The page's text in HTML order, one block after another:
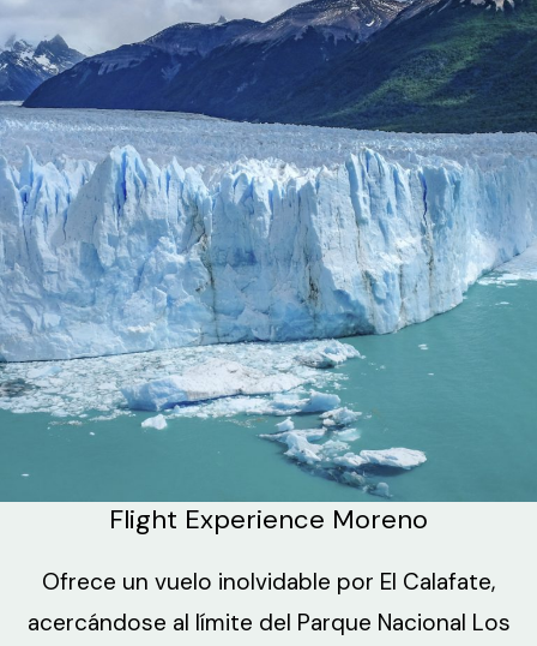
Flight Experience Moreno
Ofrece un vuelo inolvidable por El Calafate,
acercándose al límite del Parque Nacional Los